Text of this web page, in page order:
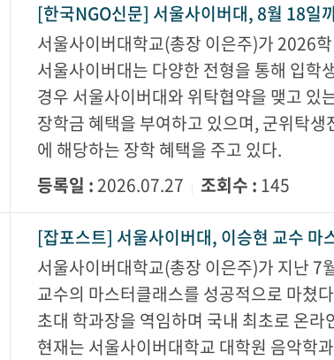
[한국NGO신문] 서울사이버대, 8월 18일
서울사이버대학교(총장 이은주)가 2026
서울사이버대는 다양한 전형을 통해 입학
경우 서울사이버대와 위탁협약을 맺고 있
장학금 혜택을 부여하고 있으며, 군위탁
에 해당하는 장학 혜택을 주고 있다.
등록일 :2026.07.27 조회수 : 145
[잡포스트] 서울사이버대, 이승현 교수 마
서울사이버대학교(총장 이은주)가 지난 7
교수의 마스터클래스를 성공적으로 마쳤
초대 학과장을 역임하며 국내 최초로 온
현재는 서울사이버대학교 대학원 음악학